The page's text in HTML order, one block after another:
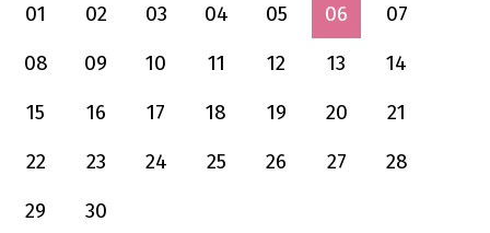
01 02 03 04 05 06
07
08
09 10 11 12 13
14
15
16 17 18 19 20
21
22
23 24 25 26 27
28
29
30